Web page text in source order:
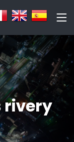
rivery